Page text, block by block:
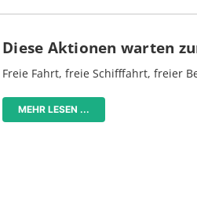
Diese Aktionen warten
Freie Fahrt, freie Schifffahrt, freier
MEHR LESEN ...